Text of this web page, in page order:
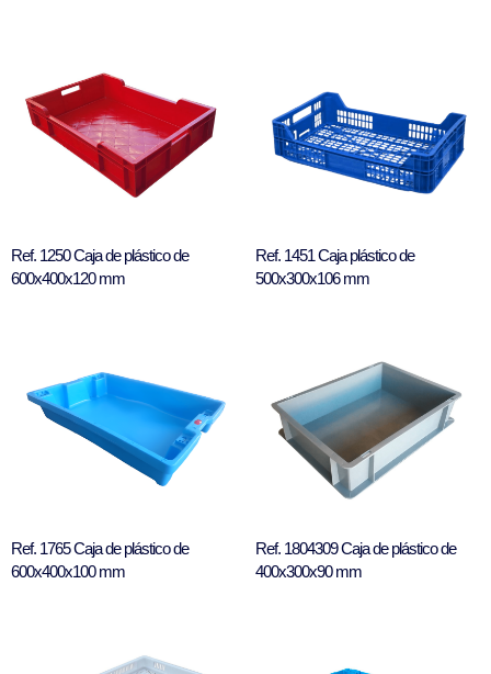
Ref. 1250 Caja de plástico de
600x400x120 mm
Ref. 1451 Caja plástico de
500x300x106 mm
Ref. 1765 Caja de plástico de
600x400x100 mm
Ref. 1804309 Caja de plástico de
400x300x90 mm